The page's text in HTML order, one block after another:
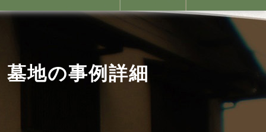
墓地の事例詳細